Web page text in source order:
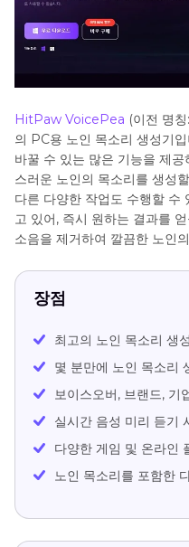
HitPaw VoicePea (이전 명
의 PC용 노인 목소리 생성기
바꿀 수 있는 많은 기능을 제
스러운 노인의 목소리를 생성
다른 다양한 작업도 수행할 수
고 있어, 즉시 원하는 결과를
소음을 제거하여 깔끔한 노인
장점
최고의 노인 목소리 생
몇 분만에 노인 목소리
보이스오버, 브랜드, 기
실시간 음성 미리 듣기
다양한 게임 및 온라인
노인 목소리를 포함한